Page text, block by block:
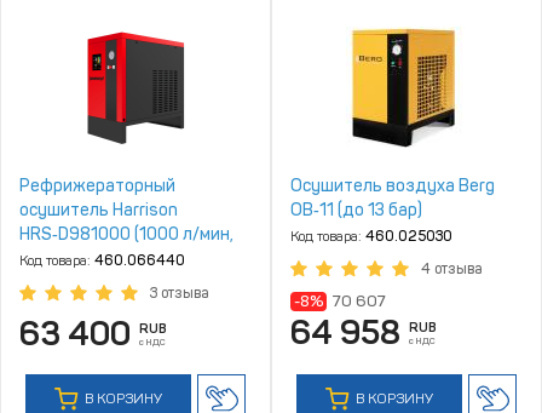
Рефрижераторный
осушитель Harrison
HRS‑D981000 (1000 л/мин,
4‑10 бар)
Код товара: 460.066440
3 отзыва
63 400 RUB
с НДС
В КОРЗИНУ
Осушитель воздуха Berg
ОВ‑11 (до 13 бар)
Код товара: 460.025030
4 отзыва
-8% 70 607
64 958 RUB
с НДС
В КОРЗИНУ